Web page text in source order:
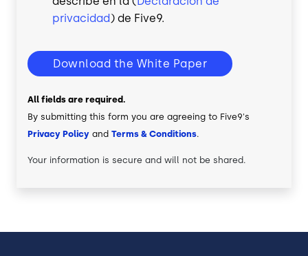
privacidad) de Five9.
Download the White Paper
All fields are required.
By submitting this form you are agreeing to Five9's
Privacy Policy and Terms & Conditions.
Your information is secure and will not be shared.